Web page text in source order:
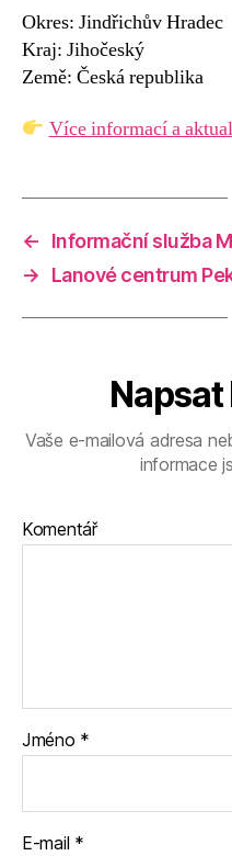
Okres: Jindřichův Hradec
Kraj: Jihočeský
Země: Česká republika
Více informací a
←
Informační služba
→
Lanové centrum
Vaše e-mailová adresa
informace
Komentář
Jméno *
E-mail *